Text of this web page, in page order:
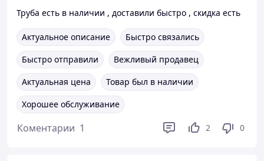
Труба есть в наличии , доставили быстро , скидка есть
Актуальное описание
Быстро связались
Быстро отправили
Вежливый продавец
Актуальная цена
Товар был в наличии
Хорошее обслуживание
Коментарии 1 2 0